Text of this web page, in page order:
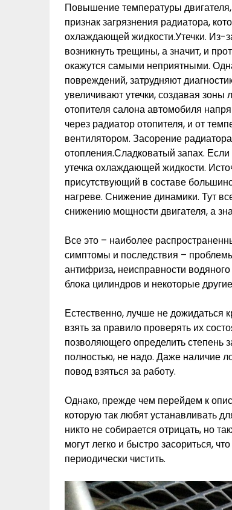
Повышение температуры
признак загрязнения радиатора,
охлаждающей жидкости.Утечки. Из-
возникнуть трещины, а значит, и
окажутся самыми неприятными.
повреждений, затрудняют
увеличивают утечки, создавая
отопителя салона автомобиля
через радиатор отопителя, и от
вентилятором. Засорение
отопления.Сладковатый запах.
утечка охлаждающей жидкости.
присутствующий в составе
нагреве. Снижение динамики. Тут
снижению мощности двигателя, а
Все это – наиболее
симптомы и последствия –
антифриза, неисправности
блока цилиндров и некоторые
Естественно, лучше не дожидаться
взять за правило проверять их
позволяющего определить степень
полностью, не надо. Даже наличие
повод взяться за работу.
Однако, прежде чем перейдем к
которую так любят устанавливать
никто не собирается отрицать, но
могут легко и быстро засориться,
периодически чистить.